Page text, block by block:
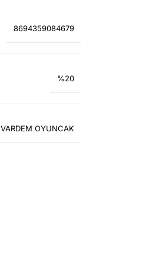
8694359084679
%20
VARDEM OYUNCAK